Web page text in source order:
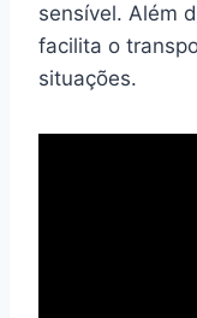
sensível. Além
facilita o
situações.